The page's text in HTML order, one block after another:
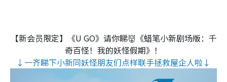
【新会员限定】《U GO》请你睇👹《蜡笔小新剧场版：千
奇百怪！我的妖怪假期》！
↓一齐睇下小新同妖怪朋友们点样联手拯救屋企人啦↓